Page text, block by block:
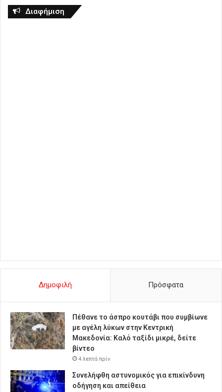
Διαφήμιση
Δημοφιλή Πρόσφατα
Πέθανε το άσπρο κουτάβι που συμβίωνε
με αγέλη λύκων στην Κεντρική
Μακεδονία: Καλό ταξίδι μικρέ, δείτε
βίντεο
4 λεπτά πρίν
Συνελήφθη αστυνομικός για επικίνδυνη
οδήγηση και απείθεια